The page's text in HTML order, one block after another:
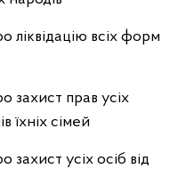
ліквідацію всіх форм
захист прав усіх
їхніх сімей
усіх осіб від